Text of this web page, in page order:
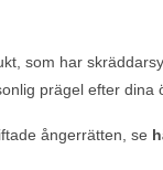
som har
prägel efter dina
ångerrätten, se